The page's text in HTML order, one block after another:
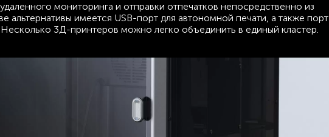
мониторинга и отправки отпечатков непосредственно из
альтернативы имеется USB-порт для автономной печати, а также порт
3Д-принтеров можно легко объединить в единый кластер.